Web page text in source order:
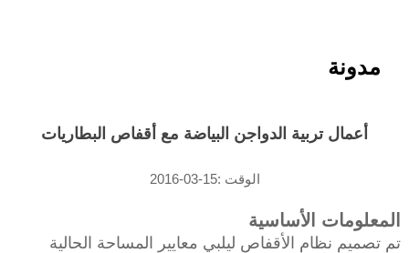
مدونة
أعمال تربية الدواجن البياضة مع أقفاص البطاريات
الوقت :15-03-2016
المعلومات الأساسية
تم تصميم نظام الأقفاص ليلبي معايير المساحة الحالية